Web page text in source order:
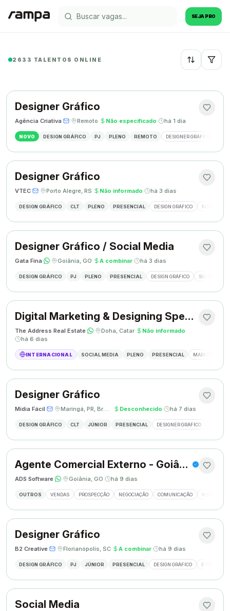
SEJA PRO
2633 TALENTOS ONLINE Recentes
Designer Gráfico
Agência Criativa· · Remoto· Não especificado· há 1 dia
NOVO DESIGN GRÁFICO PJ PLENO REMOTO DESIGNER GRÁFICO
Designer Gráfico
VTEC· · Porto Alegre, RS· Não informado· há 3 dias
DESIGN GRÁFICO CLT PLENO PRESENCIAL DESIGN GRÁFICO MÍDIAS
Designer Gráfico / Social Media
Gata Fina· · Goiânia, GO· A combinar· há 3 dias
DESIGN GRÁFICO PJ PLENO PRESENCIAL DESIGN GRÁFICO SOCIAL
Digital Marketing & Designing Specialist
The Address Real Estate· · Doha, Catar· Não informado·
há 6 dias
INTERNACIONAL SOCIAL MEDIA PLENO PRESENCIAL MARKETING
Designer Gráfico
Mídia Fácil· · Maringá, PR, Brasil · Desconhecido· há 7 dias
DESIGN GRÁFICO CLT JÚNIOR PRESENCIAL DESIGNER GRÁFICO
Agente Comercial Externo - Goiânia
ADS Software· · Goiânia, GO· há 9 dias
OUTROS VENDAS PROSPECÇÃO NEGOCIAÇÃO COMUNICAÇÃO VISITAS
Designer Gráfico
B2 Creative· · Florianópolis, SC· A combinar· há 9 dias
DESIGN GRÁFICO PJ JÚNIOR PRESENCIAL DESIGN GRÁFICO ESTÁGIO
Social Media